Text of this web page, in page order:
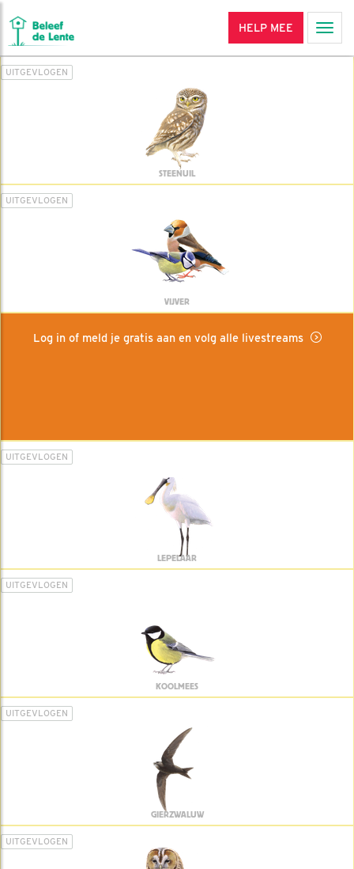
HELP MEE
UITGEVLOGEN
STEENUIL
UITGEVLOGEN
VIJVER
Log in of meld je gratis aan en volg alle livestreams
UITGEVLOGEN
LEPELAAR
UITGEVLOGEN
KOOLMEES
UITGEVLOGEN
GIERZWALUW
UITGEVLOGEN